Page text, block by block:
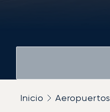
Inicio Aeropuertos